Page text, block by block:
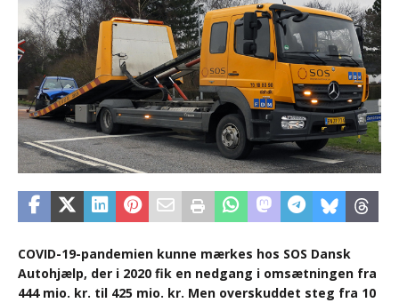
COVID-19-pandemien kunne mærkes hos SOS Dansk
Autohjælp, der i 2020 fik en nedgang i omsætningen fra
444 mio. kr. til 425 mio. kr. Men overskuddet steg fra 10